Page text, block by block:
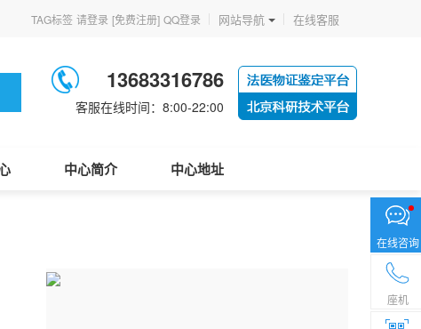
TAG标签 请登录 [免费注册] QQ登录 网站导航 在线客服
13683316786
客服在线时间：8:00-22:00
中心简介 中心地址
在线咨询
座机